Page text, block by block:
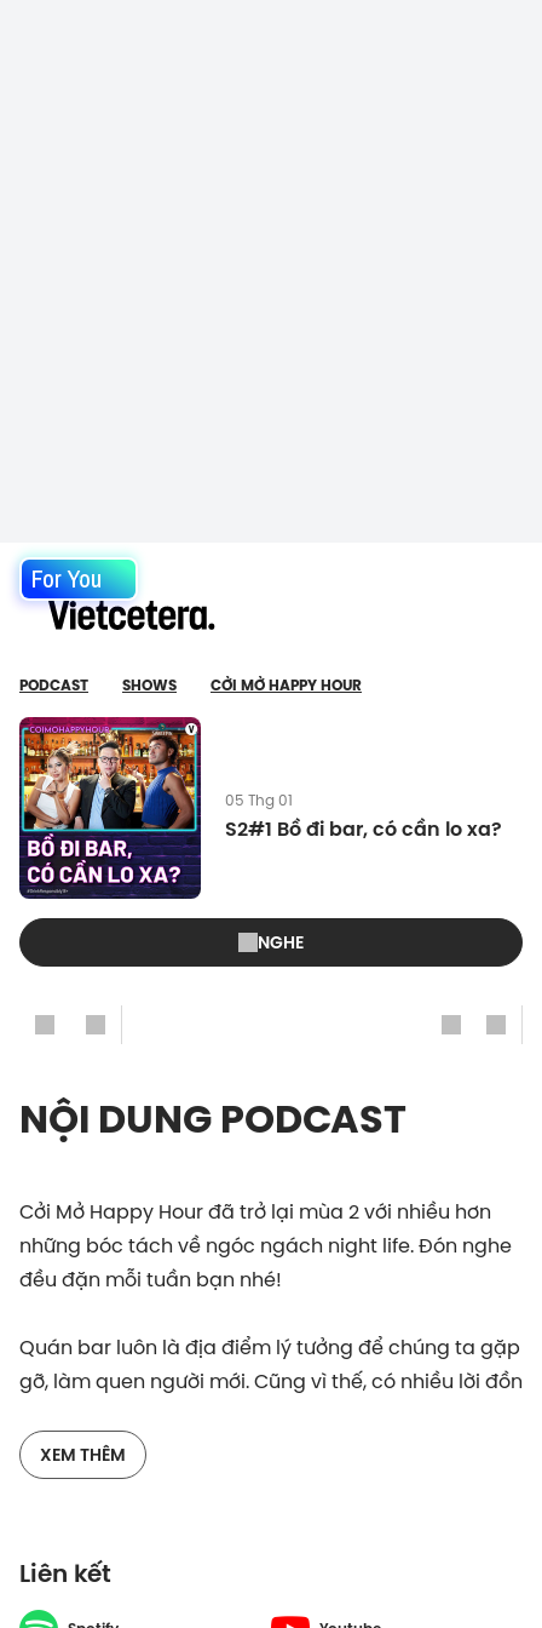
For You
PODCAST SHOWS CỞI MỞ HAPPY HOUR
05 Thg 01
S2#1 Bồ đi bar, có cần lo xa?
NGHE
NỘI DUNG PODCAST
Cởi Mở Happy Hour đã trở lại mùa 2 với nhiều hơn
những bóc tách về ngóc ngách night life. Đón nghe
đều đặn mỗi tuần bạn nhé!
Quán bar luôn là địa điểm lý tưởng để chúng ta gặp
gỡ, làm quen người mới. Cũng vì thế, có nhiều lời đồn
từ đây:
với người khác giới?
Có người yêu rồi thì lên bar làm gì?
XEM THÊM
Liên kết